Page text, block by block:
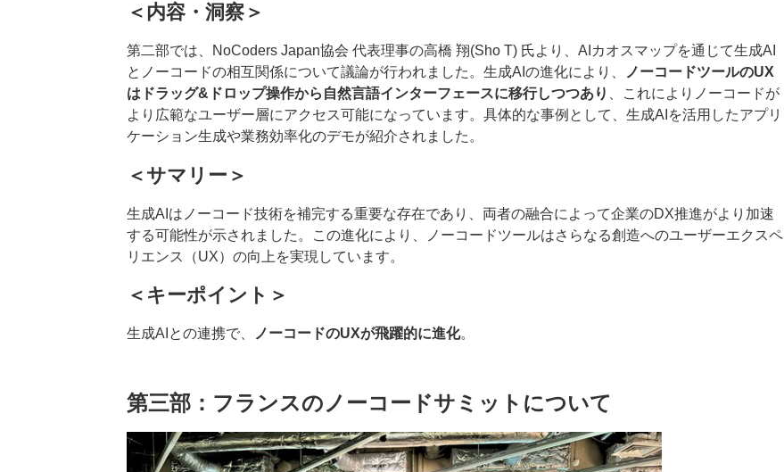
＜内容・洞察＞
第二部では、NoCoders Japan協会 代表理事の高橋 翔(Sho T) 氏より、AIカオスマップを通じて生成AI
とノーコードの相互関係について議論が行われました。生成AIの進化により、
ノーコードツールのUX
はドラッグ&ドロップ操作から自然言語インターフェースに移行しつつあり
、これによりノーコードが
より広範なユーザー層にアクセス可能になっています。具体的な事例として、生成AIを活用したアプリ
ケーション生成や業務効率化のデモが紹介されました。
＜サマリー＞
生成AIはノーコード技術を補完する重要な存在であり、両者の融合によって企業のDX推進がより加速
する可能性が示されました。この進化により、ノーコードツールはさらなる創造へのユーザーエクスペ
リエンス（UX）の向上を実現しています。
＜キーポイント＞
生成AIとの連携で、 ノーコードのUXが飛躍的に進化。
第三部：フランスのノーコードサミットについて